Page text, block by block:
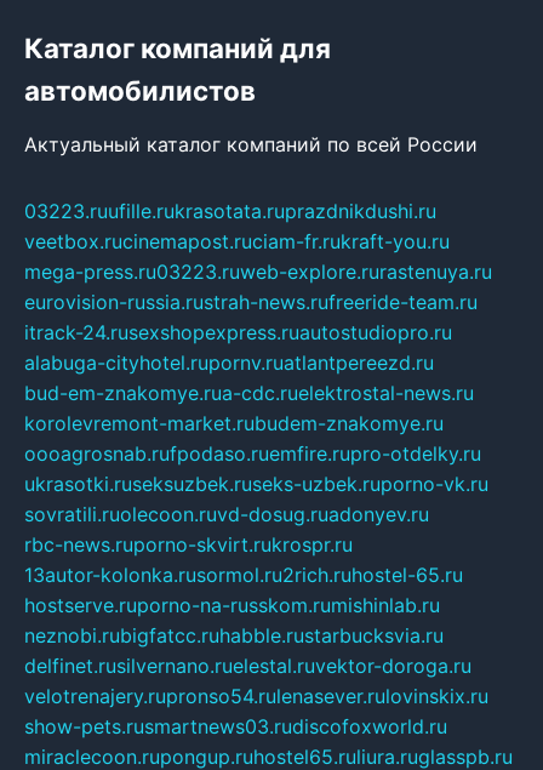
Каталог компаний для
автомобилистов
Актуальный каталог компаний по всей России
03223.ruufille.rukrasotata.ruprazdnikdushi.ru
veetbox.rucinemapost.ruciam-fr.rukraft-you.ru
mega-press.ru03223.ruweb-explore.rurastenuya.ru
eurovision-russia.rustrah-news.rufreeride-team.ru
itrack-24.rusexshopexpress.ruautostudiopro.ru
alabuga-cityhotel.rupornv.ruatlantpereezd.ru
bud-em-znakomye.rua-cdc.ruelektrostal-news.ru
korolevremont-market.rubudem-znakomye.ru
oooagrosnab.rufpodaso.ruemfire.rupro-otdelky.ru
ukrasotki.ruseksuzbek.ruseks-uzbek.ruporno-vk.ru
sovratili.ruolecoon.ruvd-dosug.ruadonyev.ru
rbc-news.ruporno-skvirt.rukrospr.ru
13autor-kolonka.rusormol.ru2rich.ruhostel-65.ru
hostserve.ruporno-na-russkom.rumishinlab.ru
neznobi.rubigfatcc.ruhabble.rustarbucksvia.ru
delfinet.rusilvernano.ruelestal.ruvektor-doroga.ru
velotrenajery.rupronso54.rulenasever.rulovinskix.ru
show-pets.rusmartnews03.rudiscofoxworld.ru
miraclecoon.rupongup.ruhostel65.ruliura.ruglasspb.ru